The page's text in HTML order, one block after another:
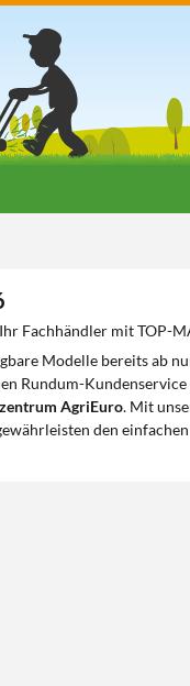
Fachhändler mit TOP-
Modelle bereits ab
Rundum-
AgriEuro. Mit
den